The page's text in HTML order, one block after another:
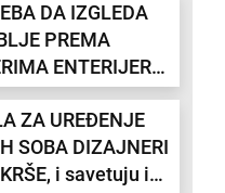
DA IZGLEDA
PREMA
ENTERIJERA:
je kao iz
ZA UREĐENJE
SOBA DIZAJNERI
i savetuju i